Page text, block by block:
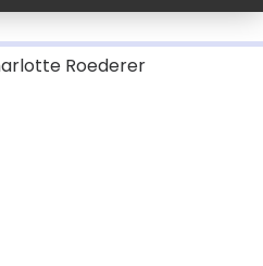
Roederer